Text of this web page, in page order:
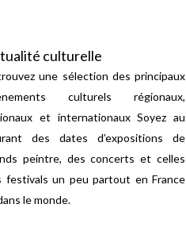
culturelle
une sélection des principaux
culturels régionaux,
et internationaux Soyez au
des dates d’expositions de
peintre, des concerts et celles
festivals un peu partout en France
le monde.